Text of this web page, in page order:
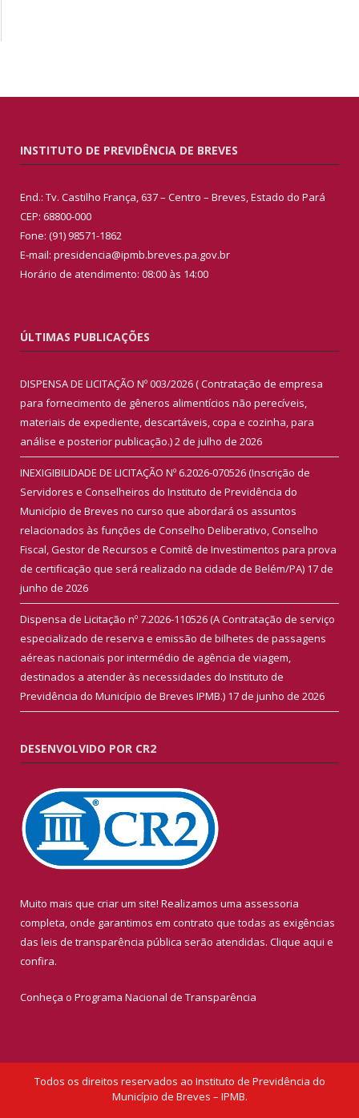
INSTITUTO DE PREVIDÊNCIA DE BREVES
End.: Tv. Castilho França, 637 – Centro – Breves, Estado do Pará
CEP: 68800-000
Fone: (91) 98571-1862
E-mail: presidencia@ipmb.breves.pa.gov.br
Horário de atendimento: 08:00 às 14:00
ÚLTIMAS PUBLICAÇÕES
DISPENSA DE LICITAÇÃO Nº 003/2026 ( Contratação de empresa
para fornecimento de gêneros alimentícios não perecíveis,
materiais de expediente, descartáveis, copa e cozinha, para
análise e posterior publicação.)2 de julho de 2026
INEXIGIBILIDADE DE LICITAÇÃO Nº 6.2026-070526 (Inscrição de
Servidores e Conselheiros do Instituto de Previdência do
Município de Breves no curso que abordará os assuntos
relacionados às funções de Conselho Deliberativo, Conselho
Fiscal, Gestor de Recursos e Comitê de Investimentos para prova
de certificação que será realizado na cidade de Belém/PA) 17 de
junho de 2026
Dispensa de Licitação nº 7.2026-110526 (A Contratação de serviço
especializado de reserva e emissão de bilhetes de passagens
aéreas nacionais por intermédio de agência de viagem,
destinados a atender às necessidades do Instituto de
Previdência do Município de Breves IPMB.) 17 de junho de 2026
DESENVOLVIDO POR CR2
Muito mais que criar um site! Realizamos uma assessoria
completa, onde garantimos em contrato que todas as exigências
das leis de transparência pública serão atendidas. Clique aqui e
confira.
Conheça o Programa Nacional de Transparência
Todos os direitos reservados ao Instituto de Previdência do
Município de Breves – IPMB.